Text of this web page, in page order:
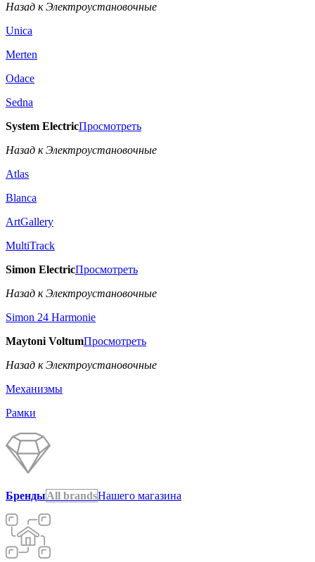
Назад к Электроустановочные
Unica
Merten
Odace
Sedna
System ElectricПросмотреть
Назад к Электроустановочные
Atlas
Blanca
ArtGallery
MultiTrack
Simon ElectricПросмотреть
Назад к Электроустановочные
Simon 24 Harmonie
Maytoni VoltumПросмотреть
Назад к Электроустановочные
Механизмы
Рамки
БрендыAll brandsНашего магазина